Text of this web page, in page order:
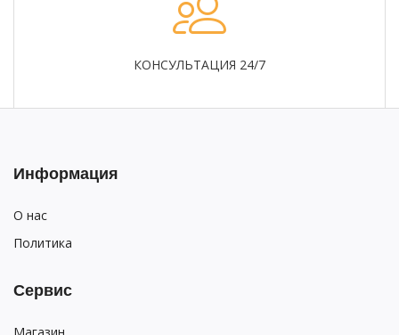
КОНСУЛЬТАЦИЯ 24/7
Информация
О нас
Политика
Сервис
Магазин